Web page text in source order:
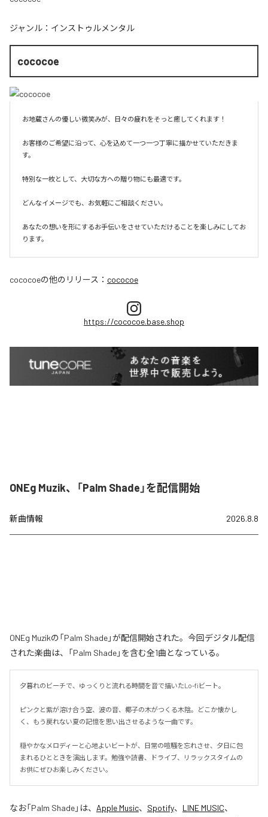
ジャンル： インストゥルメンタル
cococoe
お地蔵さんの優しい微笑みが、日々の疲れをそっと癒してくれます！
お客様のご希望に沿って、心を込めて一つ一つ丁寧に描かせていただきま
す。
特別な一枚として、大切な方への贈り物にも最適です。
どんなイメージでも、お気軽にご相談ください。
あなたの想いを形にするお手伝いをさせていただけることを楽しみにしてお
ります。
cococoeの他のリリース： cococoe
https://cococoe.base.shop
ONEg Muzik、「Palm Shade」を配信開始
新曲情報 2026.8.8
ONEg Muzikの「Palm Shade」が配信開始された。今回デジタル配信
された楽曲は、「Palm Shade」を含む全1曲となっている。
夕暮れのビーチで、ゆっくりと流れる時間を音で描いたLo-fiビート。
ピンクと紫が溶け合う空、波の音、椰子の木がつくる木陰。どこか懐かし
く、もう戻れない夏の記憶を思い出させるような一曲です。
穏やかなメロディーと心地よいビートが、日常の喧騒を忘れさせ、夕日に包
まれるひとときを演出します。勉強や読書、ドライブ、リラックスタイムの
お供にぜひお楽しみください。
なお「Palm Shade」は、 Apple Music、 Spotify、 LINE MUSIC、